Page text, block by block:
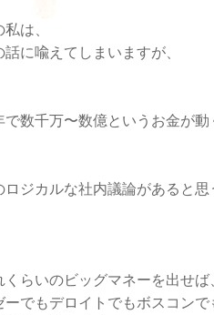
は、
に喩えてしまいますが、
で数千万〜数億というお金が
ロジカルな社内議論があると思
らいのビッグマネーを出せば、
でもデロイトでもボスコンで